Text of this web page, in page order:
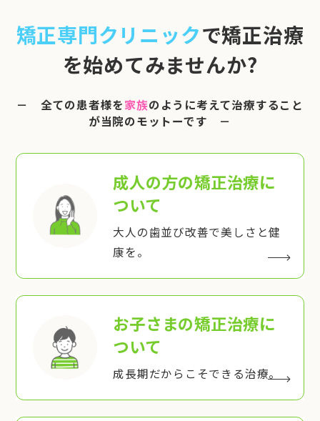
※日曜は不定期で診療してい
ます
矯正専門クリニックで矯正治療
を始めてみませんか?
－ 全ての患者様を家族のように考えて治療すること
が当院のモットーです －
成人の方の矯正治療に
ついて
大人の歯並び改善で美しさと健
康を。
お子さまの矯正治療に
ついて
成長期だからこそできる治療。